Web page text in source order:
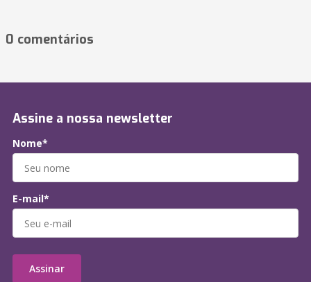
0 comentários
Assine a nossa newsletter
Nome*
E-mail*
Assinar